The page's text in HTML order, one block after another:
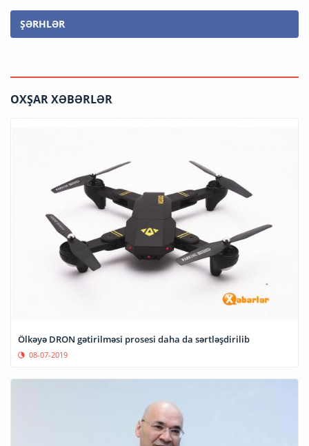
ŞƏRHLƏR
OXŞAR XƏBƏRLƏR
Ölkəyə DRON gətirilməsi prosesi daha da sərtləşdirilib
08-07-2019